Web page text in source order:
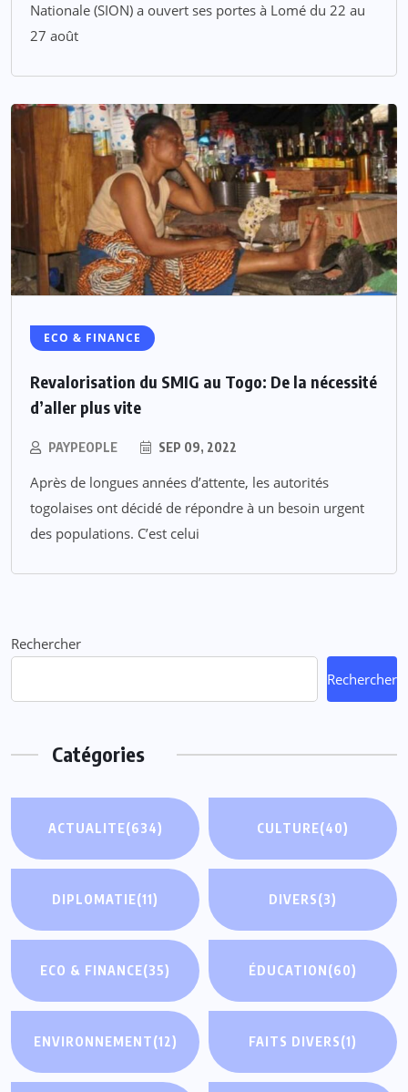
Nationale (SION) a ouvert ses portes à Lomé du 22 au
27 août
ECO & FINANCE
Revalorisation du SMIG au Togo: De la nécessité
d’aller plus vite
PAYPEOPLE SEP 09, 2022
Après de longues années d’attente, les autorités
togolaises ont décidé de répondre à un besoin urgent
des populations. C’est celui
Rechercher
Rechercher
Catégories
ACTUALITE(634) CULTURE(40)
DIPLOMATIE(11) DIVERS(3)
ECO & FINANCE(35) ÉDUCATION(60)
ENVIRONNEMENT(12) FAITS DIVERS(1)